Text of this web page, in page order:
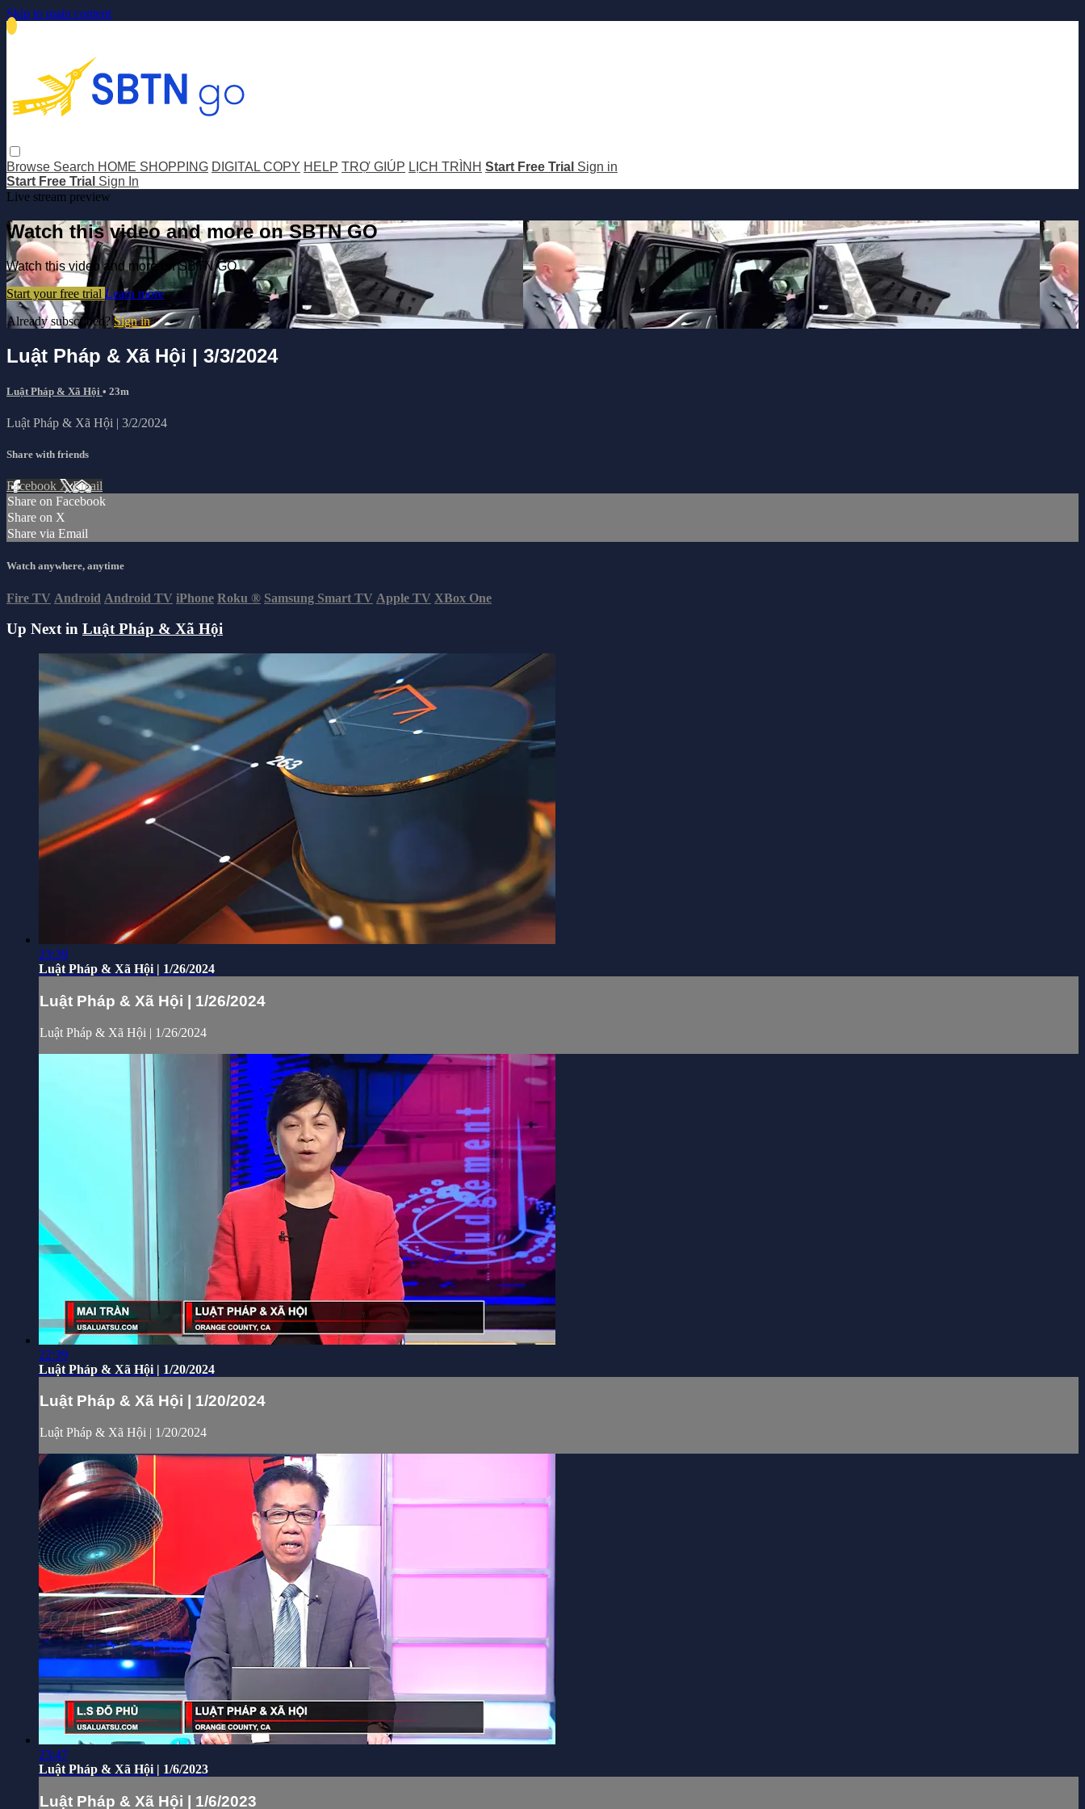
Skip to main content
Browse Search HOME SHOPPING DIGITAL COPY HELP TRỢ GIÚP LỊCH TRÌNH Start Free Trial Sign in
Start Free Trial Sign In
Live stream preview
Watch this video and more on SBTN GO
Watch this video and more on SBTN GO
Start your free trial Learn more
Already subscribed?Sign in
Luật Pháp & Xã Hội | 3/3/2024
Luật Pháp & Xã Hội • 23m
Luật Pháp & Xã Hội | 3/2/2024
Share with friends
Facebook XEmail
Share on Facebook
Share on X
Share via Email
Watch anywhere, anytime
Fire TV Android Android TV iPhone Roku ® Samsung Smart TV Apple TV XBox One
Up Next in Luật Pháp & Xã Hội
23:39
Luật Pháp & Xã Hội | 1/26/2024
Luật Pháp & Xã Hội | 1/26/2024
Luật Pháp & Xã Hội | 1/26/2024
22:39
Luật Pháp & Xã Hội | 1/20/2024
Luật Pháp & Xã Hội | 1/20/2024
Luật Pháp & Xã Hội | 1/20/2024
23:47
Luật Pháp & Xã Hội | 1/6/2023
Luật Pháp & Xã Hội | 1/6/2023